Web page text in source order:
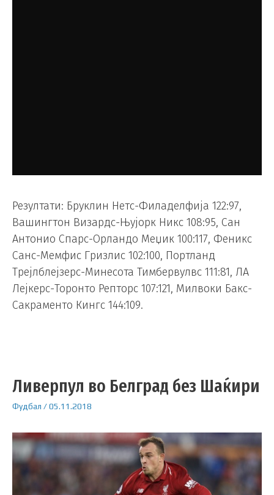
Резултати: Бруклин Нетс-Филаделфија 122:97,
Вашингтон Визардс-Њујорк Никс 108:95, Сан
Антонио Спарс-Орландо Меџик 100:117, Феникс
Санс-Мемфис Гризлис 102:100, Портланд
Трејлблејзерс-Минесота Тимбервулвс 111:81, ЛА
Лејкерс-Торонто Репторс 107:121, Милвоки Бакс-
Сакраменто Кингс 144:109.
Ливерпул во Белград без Шаќири
Фудбал /05.11.2018